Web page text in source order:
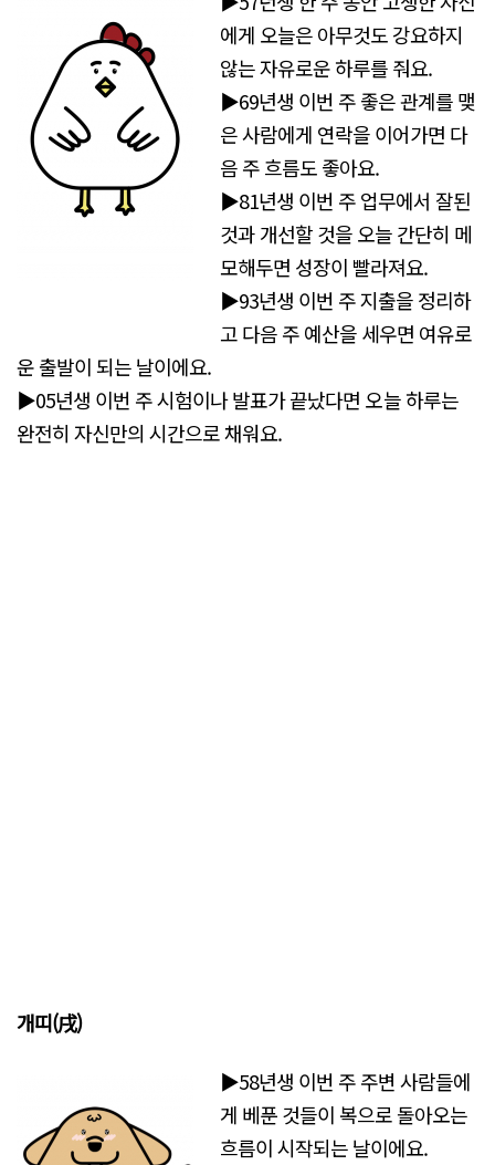
에게 오늘은 아무것도 강요하지
않는 자유로운 하루를 줘요.
▶69년생 이번 주 좋은 관계를 맺
은 사람에게 연락을 이어가면 다
음 주 흐름도 좋아요.
▶81년생 이번 주 업무에서 잘된
것과 개선할 것을 오늘 간단히 메
모해두면 성장이 빨라져요.
▶93년생 이번 주 지출을 정리하
고 다음 주 예산을 세우면 여유로
운 출발이 되는 날이에요.
▶05년생 이번 주 시험이나 발표가 끝났다면 오늘 하루는
완전히 자신만의 시간으로 채워요.
개띠(戌)
▶58년생 이번 주 주변 사람들에
게 베푼 것들이 복으로 돌아오는
흐름이 시작되는 날이에요.